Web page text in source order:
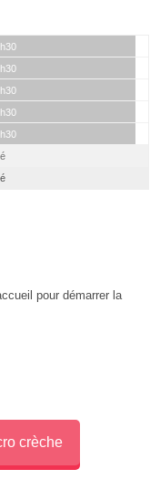
pour démarrer la
crèche